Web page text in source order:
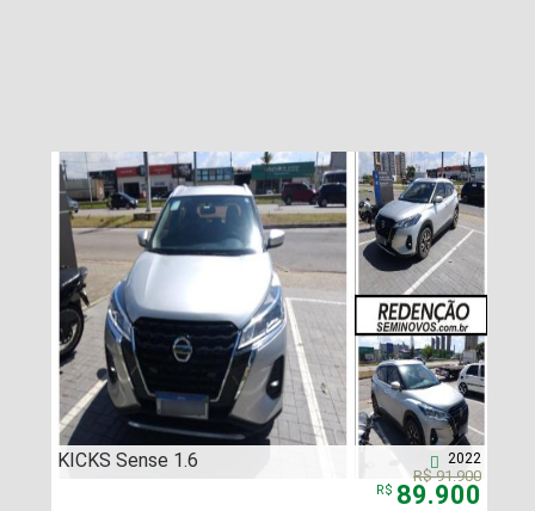
KICKS Sense 1.6 2022

R$ 89.900
R$ 91.900